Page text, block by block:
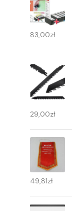
83,00zł
29,00zł
49,81zł